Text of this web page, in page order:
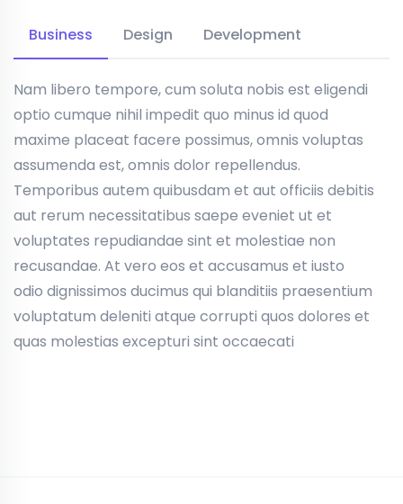
Business Design Development
Nam libero tempore, cum soluta nobis est eligendi
optio cumque nihil impedit quo minus id quod
maxime placeat facere possimus, omnis voluptas
assumenda est, omnis dolor repellendus.
Temporibus autem quibusdam et aut officiis debitis
aut rerum necessitatibus saepe eveniet ut et
voluptates repudiandae sint et molestiae non
recusandae. At vero eos et accusamus et iusto
odio dignissimos ducimus qui blanditiis praesentium
voluptatum deleniti atque corrupti quos dolores et
quas molestias excepturi sint occaecati